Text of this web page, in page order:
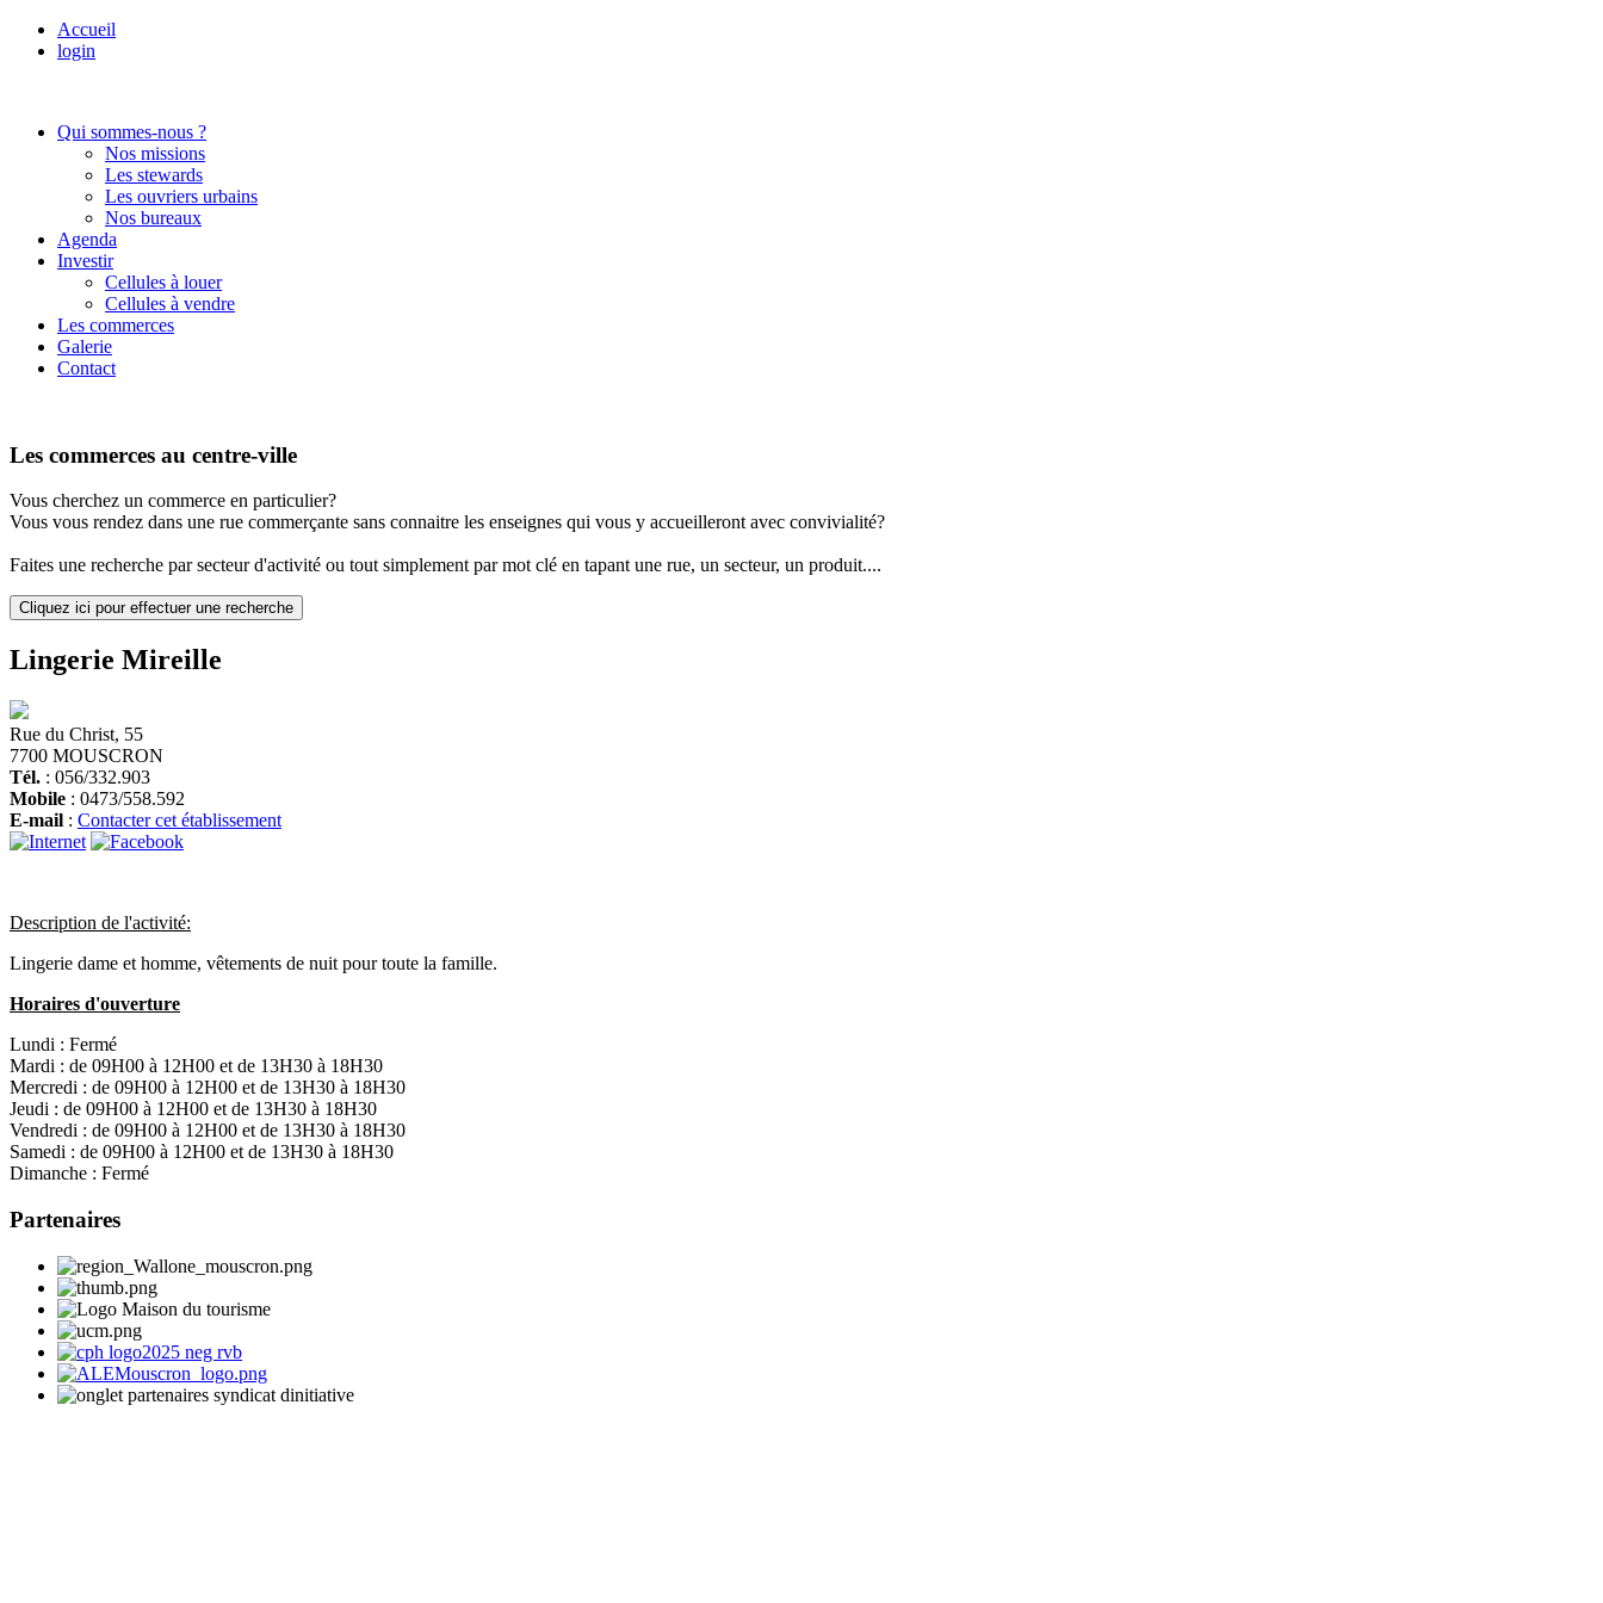
Accueil
login
Qui sommes-nous ?
Nos missions
Les stewards
Les ouvriers urbains
Nos bureaux
Agenda
Investir
Cellules à louer
Cellules à vendre
Les commerces
Galerie
Contact
Les commerces au centre-ville
Vous cherchez un commerce en particulier?
Vous vous rendez dans une rue commerçante sans connaitre les enseignes qui vous y accueilleront avec convivialité?
Faites une recherche par secteur d'activité ou tout simplement par mot clé en tapant une rue, un secteur, un produit....
Cliquez ici pour effectuer une recherche
Lingerie Mireille
Rue du Christ, 55
7700 MOUSCRON
Tél. : 056/332.903
Mobile : 0473/558.592
E-mail : Contacter cet établissement
Description de l'activité:
Lingerie dame et homme, vêtements de nuit pour toute la famille.
Horaires d'ouverture
Lundi : Fermé
Mardi : de 09H00 à 12H00 et de 13H30 à 18H30
Mercredi : de 09H00 à 12H00 et de 13H30 à 18H30
Jeudi : de 09H00 à 12H00 et de 13H30 à 18H30
Vendredi : de 09H00 à 12H00 et de 13H30 à 18H30
Samedi : de 09H00 à 12H00 et de 13H30 à 18H30
Dimanche : Fermé
Partenaires